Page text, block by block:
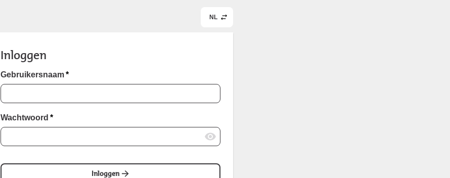
NL
Inloggen
Gebruikersnaam *
Wachtwoord *
Inloggen